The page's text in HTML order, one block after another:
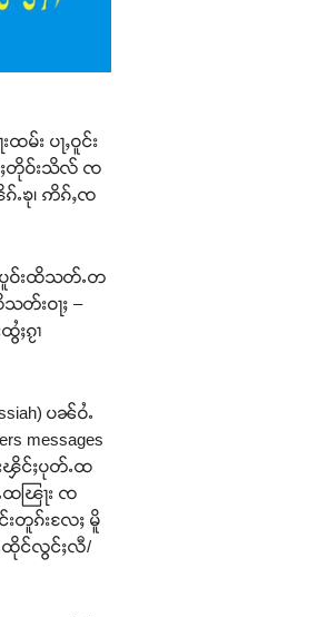
မ်း ပႃႇဝူင်း
ႈတိုဝ်းသိလ် ၸ
ႉၶု၊ ဢိၵ်ႇၸ
ပူဝ်းထိသတ်ႉတ
တ်းဝႃႈ –
ႈၵႂၢ
ပၼ်ဝႆႉ
messages
ၾိင်ႈပုတ်ႉထ
ၽြႃး ၸ
တူၵ်းလႄႈ မိူ
ထိုင်လွင်ႈလီ/